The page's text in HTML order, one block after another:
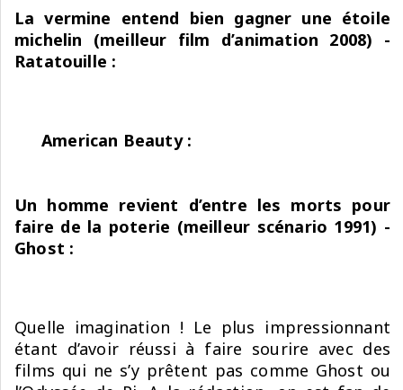
La vermine entend bien gagner une étoile
michelin (meilleur film d’animation 2008) -
Ratatouille :
American Beauty :
Un homme revient d’entre les morts pour
faire de la poterie (meilleur scénario 1991) -
Ghost :
Quelle imagination ! Le plus impressionnant
étant d’avoir réussi à faire sourire avec des
films qui ne s’y prêtent pas comme Ghost ou